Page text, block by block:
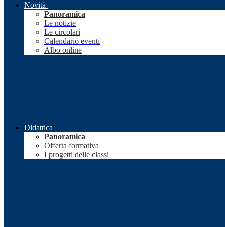
Novità
Panoramica
Le notizie
Le circolari
Calendario eventi
Albo online
Didattica
Panoramica
Offerta formativa
I progetti delle classi